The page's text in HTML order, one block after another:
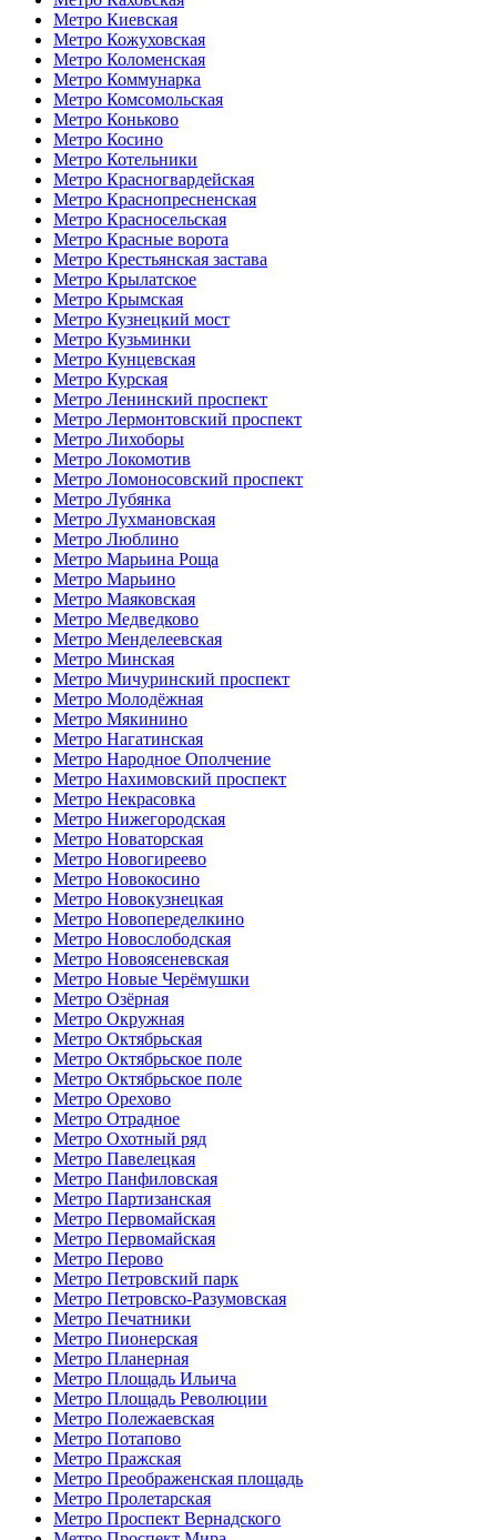
Метро Киевская
Метро Кожуховская
Метро Коломенская
Метро Коммунарка
Метро Комсомольская
Метро Коньково
Метро Косино
Метро Котельники
Метро Красногвардейская
Метро Краснопресненская
Метро Красносельская
Метро Красные ворота
Метро Крестьянская застава
Метро Крылатское
Метро Крымская
Метро Кузнецкий мост
Метро Кузьминки
Метро Кунцевская
Метро Курская
Метро Ленинский проспект
Метро Лермонтовский проспект
Метро Лихоборы
Метро Локомотив
Метро Ломоносовский проспект
Метро Лубянка
Метро Лухмановская
Метро Люблино
Метро Марьина Роща
Метро Марьино
Метро Маяковская
Метро Медведково
Метро Менделеевская
Метро Минская
Метро Мичуринский проспект
Метро Молодёжная
Метро Мякинино
Метро Нагатинская
Метро Народное Ополчение
Метро Нахимовский проспект
Метро Некрасовка
Метро Нижегородская
Метро Новаторская
Метро Новогиреево
Метро Новокосино
Метро Новокузнецкая
Метро Новопеределкино
Метро Новослободская
Метро Новоясеневская
Метро Новые Черёмушки
Метро Озёрная
Метро Окружная
Метро Октябрьская
Метро Октябрьское поле
Метро Октябрьское поле
Метро Орехово
Метро Отрадное
Метро Охотный ряд
Метро Павелецкая
Метро Панфиловская
Метро Партизанская
Метро Первомайская
Метро Первомайская
Метро Перово
Метро Петровский парк
Метро Петровско-Разумовская
Метро Печатники
Метро Пионерская
Метро Планерная
Метро Площадь Ильича
Метро Площадь Революции
Метро Полежаевская
Метро Потапово
Метро Пражская
Метро Преображенская площадь
Метро Пролетарская
Метро Проспект Вернадского